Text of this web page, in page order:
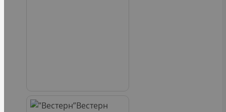
Вестерн